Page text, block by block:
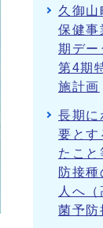
久御山
保健事
期デー
第4期
施計画
長期に
要とす
たこと
防接種
人へ
菌予防